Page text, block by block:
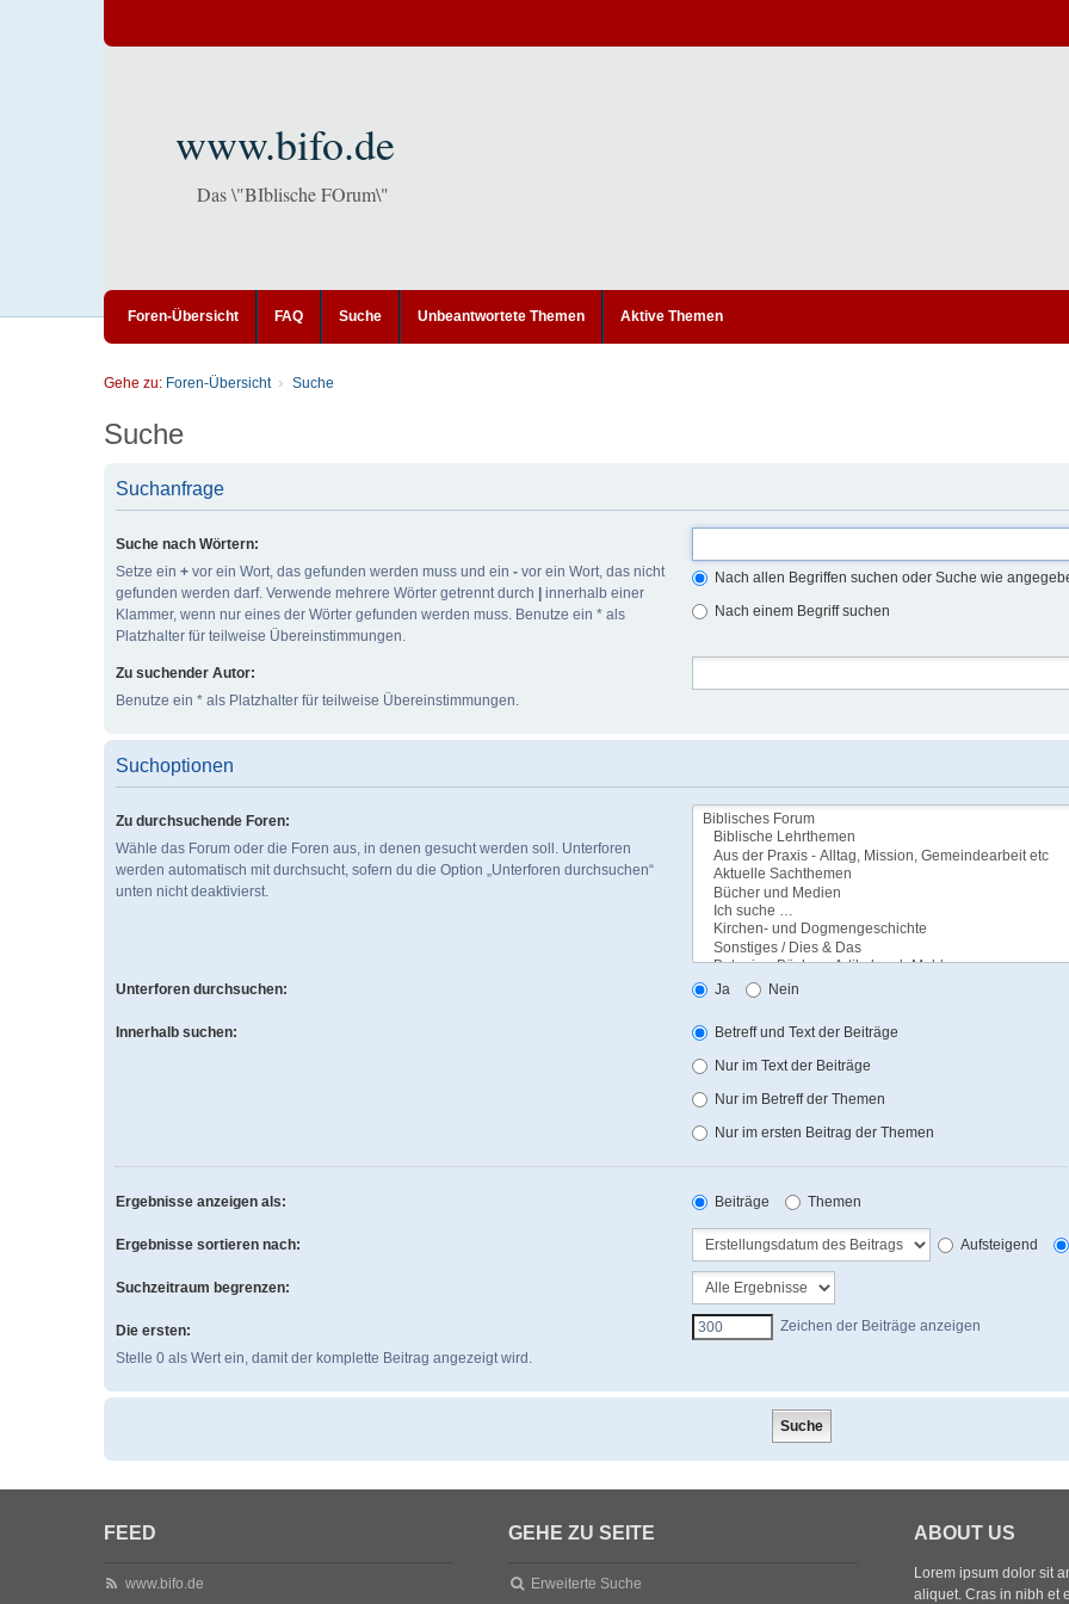
www.bifo.de
Das \"BIblische FOrum\"
Foren-Übersicht FAQ Suche Unbeantwortete Themen Aktive Themen
Gehe zu: Foren-Übersicht Suche
Suche
Suchanfrage
Suche nach Wörtern:
Setze ein + vor ein Wort, das gefunden werden muss und ein - vor ein Wort, das nicht
gefunden werden darf. Verwende mehrere Wörter getrennt durch
innerhalb einer
Klammer, wenn nur eines der Wörter gefunden werden muss. Benutze ein * als
Platzhalter für teilweise Übereinstimmungen.
Nach allen Begriffen suchen oder Suche wie
Nach einem Begriff suchen
Zu suchender Autor:
Benutze ein * als Platzhalter für teilweise Übereinstimmungen.
Suchoptionen
Zu durchsuchende Foren:
Wähle das Forum oder die Foren aus, in denen gesucht werden soll. Unterforen
werden automatisch mit durchsucht, sofern du die Option „Unterforen durchsuchen“
unten nicht deaktivierst.
Unterforen durchsuchen: Ja Nein
Innerhalb suchen:
Betreff und Text der Beiträge
Nur im Text der Beiträge
Nur im Betreff der Themen
Nur im ersten Beitrag der Themen
Ergebnisse anzeigen als: Beiträge Themen
Ergebnisse sortieren nach: Aufsteigend
Suchzeitraum begrenzen:
Die ersten:
Stelle 0 als Wert ein, damit der komplette Beitrag angezeigt wird.
Zeichen der Beiträge anzeigen
FEED
www.bifo.de
GEHE ZU SEITE
Erweiterte Suche
ABOUT US
Lorem ipsum dolor sit
aliquet. Cras in nibh et